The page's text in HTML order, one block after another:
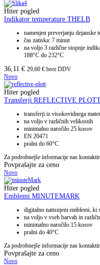
Hiter pogled
Indikator temperature THELB
namenjen preverjanju dejanske
čas zatiska: 7 minut
na voljo 3 različne stopnje
188°C do 232°C
36,11 € 29,60 € brez DDV
Novo
Hiter pogled
Transferji REFLECTIVE
transferji iz visokovidnega
na voljo v različnih velikostih
minimalno naročilo 25 kosov
EN 20471
pralni do 60°C
Za podrobnejše informacije nas
Povprašajte za ceno
Novo
Hiter pogled
Emblemi MINUTEMARK
digitalno natisnjeni emblemi, ki
na voljo v vseh barvah in
minimalno naročilo 15 kosov
pralni do 40°C
Za podrobnejše informacije nas
Povprašajte za ceno
Novo